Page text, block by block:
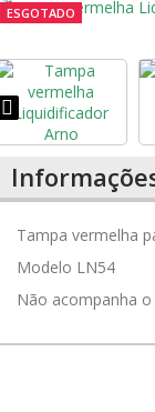
ESGOTADO
Tampa vermelha
Modelo LN54
Não acompanha